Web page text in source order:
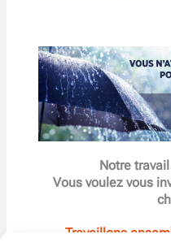
Notre
Vous voulez vous
Travaillons